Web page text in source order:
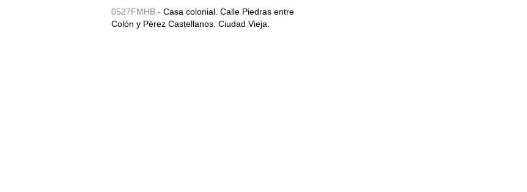
0527FMHB - Casa colonial. Calle Piedras entre
Colón y Pérez Castellanos. Ciudad Vieja.